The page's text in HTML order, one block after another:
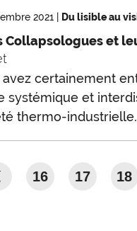
2021 Du lisible au
Collapsologues et
avez certainement
systémique et
thermo-
16 17 18